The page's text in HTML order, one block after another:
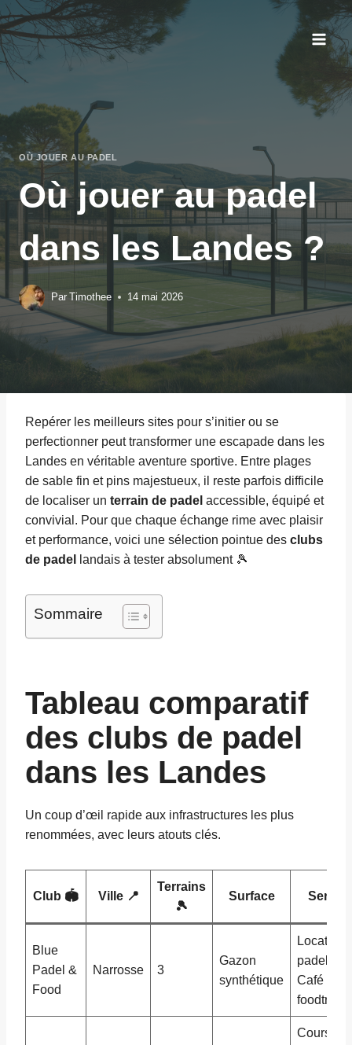
Aller
au
contenu
OÙ JOUER AU PADEL
Où jouer au padel
dans les Landes ?
Par Timothee 14 mai 2026
Repérer les meilleurs sites pour s’initier ou se
perfectionner peut transformer une escapade dans les
Landes en véritable aventure sportive. Entre plages
de sable fin et pins majestueux, il reste parfois difficile
de localiser un terrain de padel accessible, équipé et
convivial. Pour que chaque échange rime avec plaisir
et performance, voici une sélection pointue des clubs
de padel
landais à tester absolument 🎾
Sommaire
Tableau comparatif
des clubs de padel
dans les Landes
Un coup d’œil rapide aux infrastructures les plus
renommées, avec leurs atouts clés.
Club 🏟️ Ville 📍
Terrains
🎾
Surface
Blue
Padel &
Food
Narrosse 3
Gazon
synthétique
Location
padel 🛒,
Café &
foodtruck
Cours de